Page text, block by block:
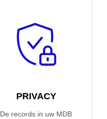
PRIVACY
De records in uw MDB